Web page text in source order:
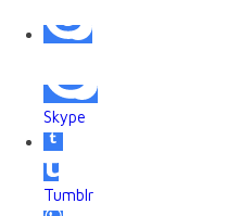
Skype
Tumblr